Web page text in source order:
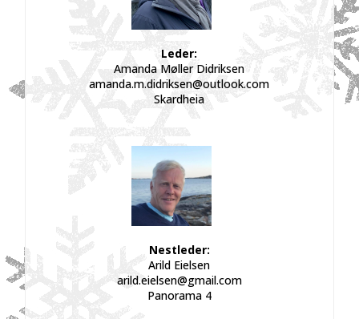
Leder:
Amanda Møller Didriksen
amanda.m.didriksen@outlook.com
Skardheia
Nestleder:
Arild Eielsen
arild.eielsen@gmail.com
Panorama 4